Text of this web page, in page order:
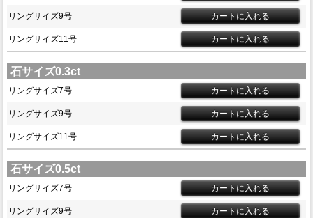
リングサイズ9号
リングサイズ11号
石サイズ0.3ct
リングサイズ7号
リングサイズ9号
リングサイズ11号
石サイズ0.5ct
リングサイズ7号
リングサイズ9号